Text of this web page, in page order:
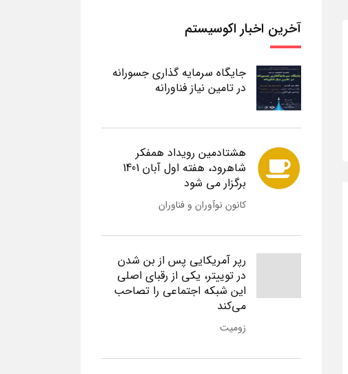
آخرین اخبار اکوسیستم
جایگاه سرمایه گذاری جسورانه
در تامین نیاز فناورانه
هشتادمین رویداد همفکر
شاهرود، هفته اول آبان 1401
برگزار می شود
کانون نوآوران و فناوران
رپر آمریکایی پس از بن شدن
در توییتر، یکی از رقبای اصلی
این شبکه اجتماعی را تصاحب
می‌کند
زومیت